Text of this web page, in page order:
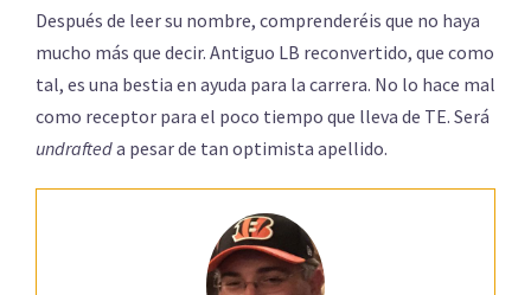
Después de leer su nombre, comprenderéis que no haya
mucho más que decir. Antiguo LB reconvertido, que como
tal, es una bestia en ayuda para la carrera. No lo hace mal
como receptor para el poco tiempo que lleva de TE. Será
undrafteda pesar de tan optimista apellido.